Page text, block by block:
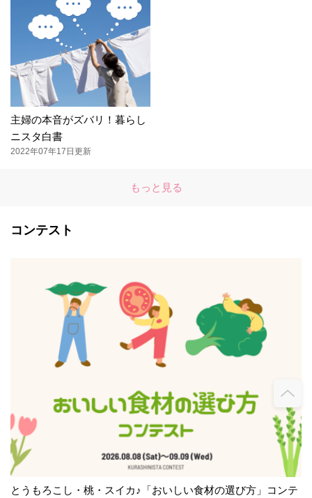
主婦の本音がズバリ！暮らし
ニスタ白書
2022年07年17日更新
もっと見る
コンテスト
とうもろこし・桃・スイカ♪「おいしい食材の選び方」コンテ